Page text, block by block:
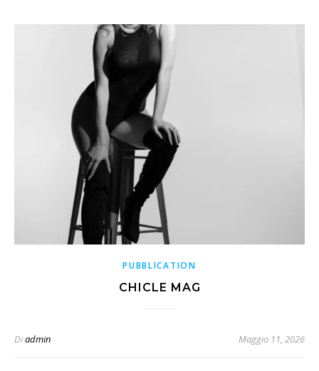
PUBBLICATION
CHICLE MAG
Diadmin Maggio 11, 2026